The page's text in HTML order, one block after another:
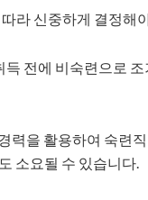
라 신중하게 결정해
득 전에 비숙련으로
력을 활용하여 숙련
소요될 수 있습니다.